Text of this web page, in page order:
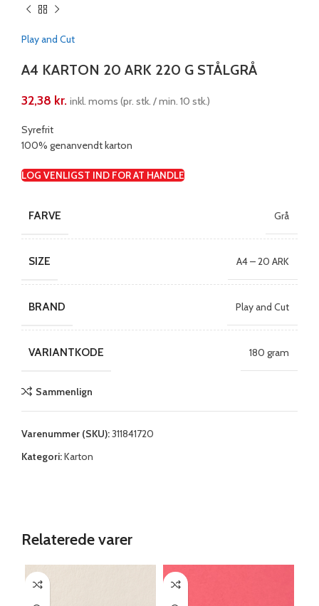
Play and Cut
A4 KARTON 20 ARK 220 G STÅLGRÅ
32,38 kr. inkl. moms (pr. stk. / min. 10 stk.)
Syrefrit
100% genanvendt karton
LOG VENLIGST IND FOR AT HANDLE
FARVE Grå
SIZE A4 – 20 ARK
BRAND Play and Cut
VARIANTKODE 180 gram
Sammenlign
Varenummer (SKU):311841720
Kategori:Karton
Relaterede varer